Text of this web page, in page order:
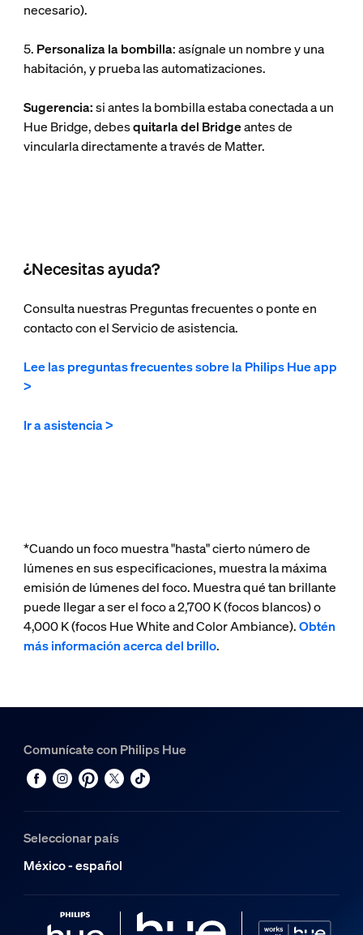
necesario).
5. Personaliza la bombilla: asígnale un nombre y una
habitación, y prueba las automatizaciones.
Sugerencia:si antes la bombilla estaba conectada a un
Hue Bridge, debesquitarla del Bridgeantes de
vincularla directamente a través de Matter.
¿Necesitas ayuda?
Consulta nuestras Preguntas frecuentes o ponte en
contacto con el Servicio de asistencia.
Lee las preguntas frecuentes sobre la Philips Hue app
>
Ir a asistencia >
*Cuando un foco muestra "hasta" cierto número de
lúmenes en sus especificaciones, muestra la máxima
emisión de lúmenes del foco. Muestra qué tan brillante
puede llegar a ser el foco a 2,700 K (focos blancos) o
4,000 K (focos Hue White and Color Ambiance).Obtén
más información acerca del brillo.
Comunícate con Philips Hue
Seleccionar país
México - español